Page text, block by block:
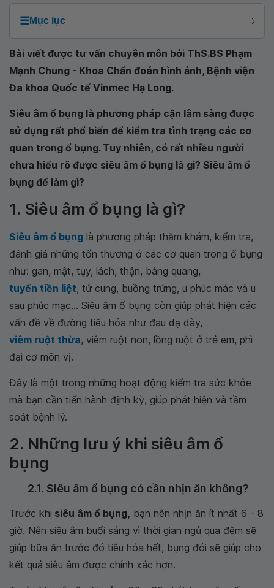
☰Mục lục
Bài viết được tư vấn chuyên môn bởi ThS.BS Phạm
Mạnh Chung - Khoa Chẩn đoán hình ảnh, Bệnh viện
Đa khoa Quốc tế Vinmec Hạ Long.
Siêu âm ổ bụng là phương pháp cận lâm sàng được
sử dụng rất phổ biến để kiểm tra tình trạng các cơ
quan trong ổ bụng. Tuy nhiên, có rất nhiều người
chưa hiểu rõ được siêu âm ổ bụng là gì? Siêu âm ổ
bụng để làm gì?
1. Siêu âm ổ bụng là gì?
Siêu âm ổ bụng là phương pháp thăm khám, kiểm tra,
đánh giá những tổn thương ở các cơ quan trong ổ bụng
như: gan, mật, tụy, lách, thận, bàng quang,
tuyến tiền liệt, tử cung, buồng trứng, u phúc mác và u
sau phúc mạc... Siêu âm ổ bụng còn giúp phát hiện các
vấn đề về đường tiêu hóa như đau dạ dày,
viêm ruột thừa, viêm ruột non, lồng ruột ở trẻ em, phì
đại cơ môn vị.
Đây là một trong những hoạt động kiểm tra sức khỏe
mà bạn cần tiến hành định kỳ, giúp phát hiện và tầm
soát bệnh lý.
2. Những lưu ý khi siêu âm ổ
bụng
2.1. Siêu âm ổ bụng có cần nhịn ăn không?
Trước khi siêu âm ổ bụng, bạn nên nhịn ăn ít nhất 6 - 8
giờ. Nên siêu âm buổi sáng vì thời gian ngủ qua đêm sẽ
giúp bữa ăn trước đó tiêu hóa hết, bụng đói sẽ giúp cho
kết quả siêu âm được chính xác hơn.